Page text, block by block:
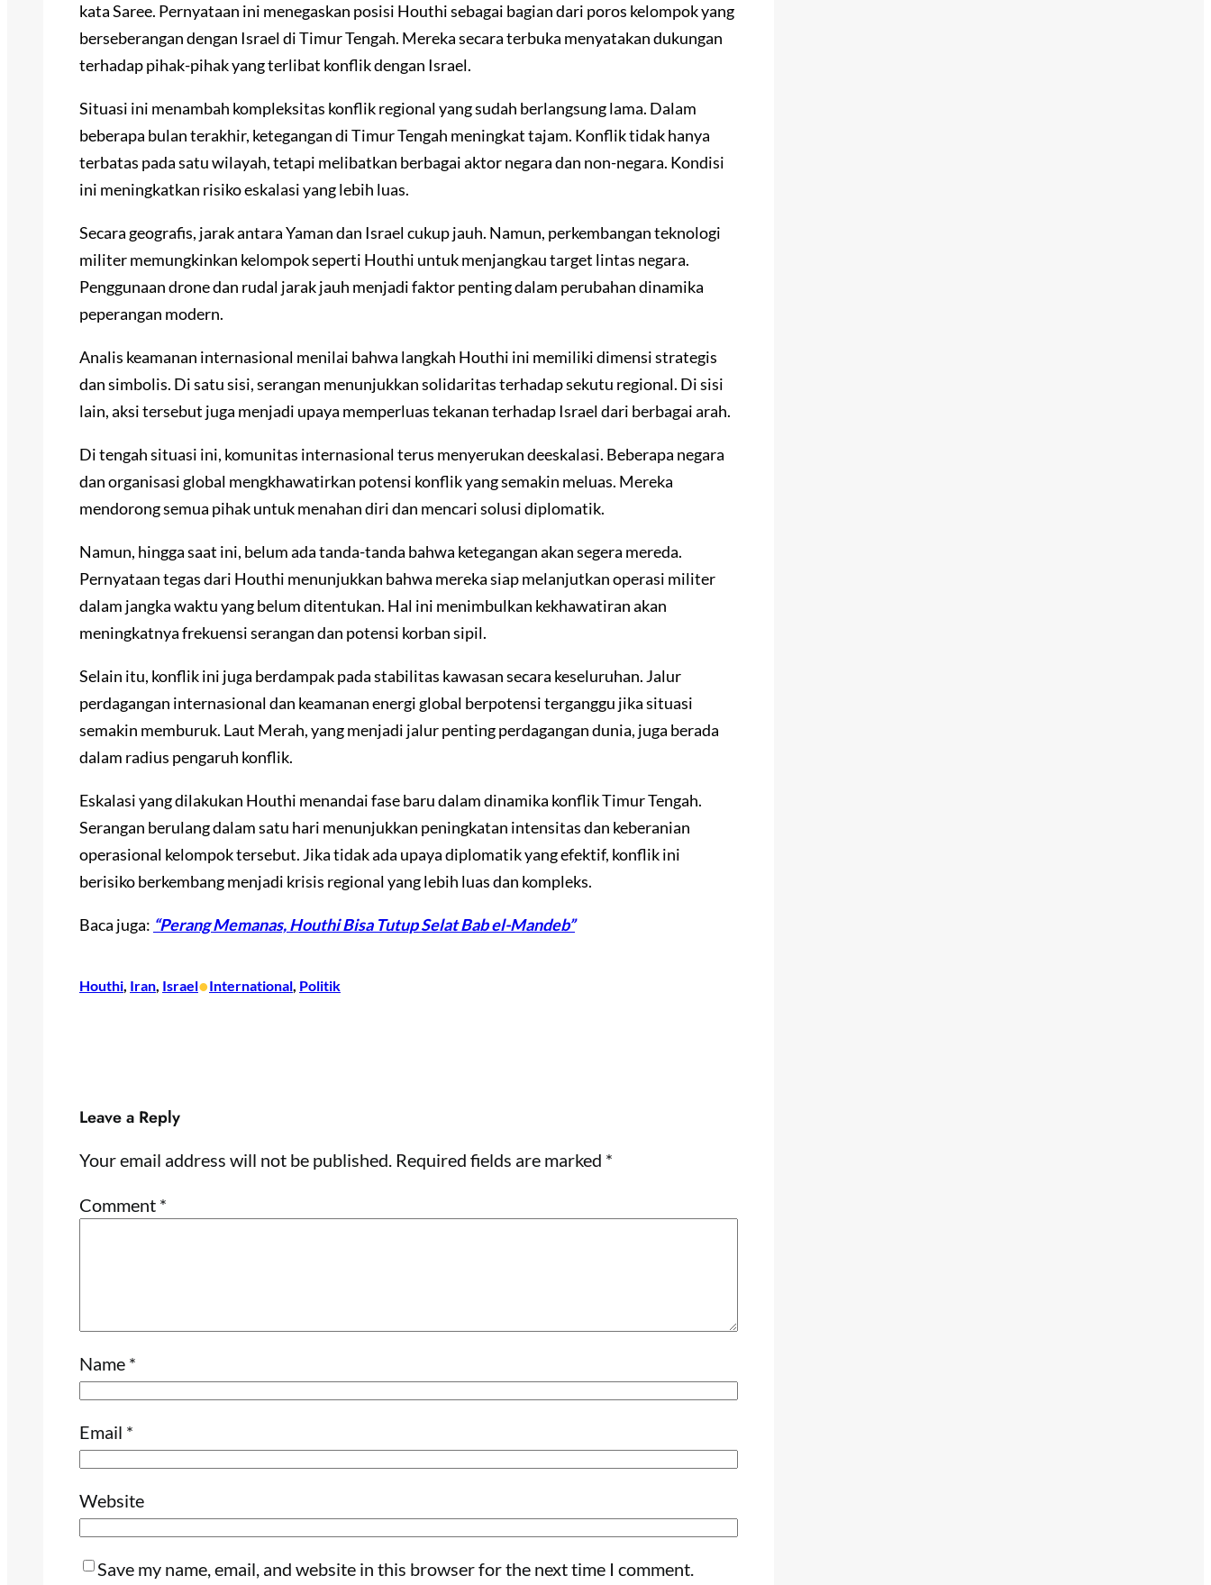
kata Saree. Pernyataan ini menegaskan posisi Houthi sebagai bagian dari poros kelompok yang
berseberangan dengan Israel di Timur Tengah. Mereka secara terbuka menyatakan dukungan
terhadap pihak-pihak yang terlibat konflik dengan Israel.
Situasi ini menambah kompleksitas konflik regional yang sudah berlangsung lama. Dalam
beberapa bulan terakhir, ketegangan di Timur Tengah meningkat tajam. Konflik tidak hanya
terbatas pada satu wilayah, tetapi melibatkan berbagai aktor negara dan non-negara. Kondisi
ini meningkatkan risiko eskalasi yang lebih luas.
Secara geografis, jarak antara Yaman dan Israel cukup jauh. Namun, perkembangan teknologi
militer memungkinkan kelompok seperti Houthi untuk menjangkau target lintas negara.
Penggunaan drone dan rudal jarak jauh menjadi faktor penting dalam perubahan dinamika
peperangan modern.
Analis keamanan internasional menilai bahwa langkah Houthi ini memiliki dimensi strategis
dan simbolis. Di satu sisi, serangan menunjukkan solidaritas terhadap sekutu regional. Di sisi
lain, aksi tersebut juga menjadi upaya memperluas tekanan terhadap Israel dari berbagai arah.
Di tengah situasi ini, komunitas internasional terus menyerukan deeskalasi. Beberapa negara
dan organisasi global mengkhawatirkan potensi konflik yang semakin meluas. Mereka
mendorong semua pihak untuk menahan diri dan mencari solusi diplomatik.
Namun, hingga saat ini, belum ada tanda-tanda bahwa ketegangan akan segera mereda.
Pernyataan tegas dari Houthi menunjukkan bahwa mereka siap melanjutkan operasi militer
dalam jangka waktu yang belum ditentukan. Hal ini menimbulkan kekhawatiran akan
meningkatnya frekuensi serangan dan potensi korban sipil.
Selain itu, konflik ini juga berdampak pada stabilitas kawasan secara keseluruhan. Jalur
perdagangan internasional dan keamanan energi global berpotensi terganggu jika situasi
semakin memburuk. Laut Merah, yang menjadi jalur penting perdagangan dunia, juga berada
dalam radius pengaruh konflik.
Eskalasi yang dilakukan Houthi menandai fase baru dalam dinamika konflik Timur Tengah.
Serangan berulang dalam satu hari menunjukkan peningkatan intensitas dan keberanian
operasional kelompok tersebut. Jika tidak ada upaya diplomatik yang efektif, konflik ini
berisiko berkembang menjadi krisis regional yang lebih luas dan kompleks.
Baca juga: “Perang Memanas, Houthi Bisa Tutup Selat Bab el-Mandeb”
Houthi, Iran, Israel•International, Politik
Leave a Reply
Your email address will not be published. Required fields are marked *
Comment *
Name *
Email *
Website
Save my name, email, and website in this browser for the next time I comment.